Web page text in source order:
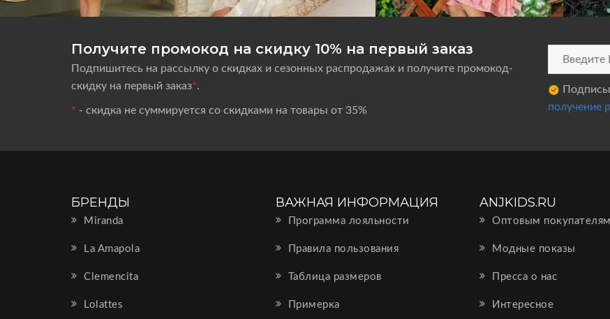
Получите промокод на скидку 10% на первый заказ
Подпишитесь на рассылку о скидках и сезонных распродажах и получите промокод-
скидку на первый заказ*.
* - скидка не суммируется со скидками на товары от 35%
получение
БРЕНДЫ
Miranda
La Amapola
Clemencita
Lolattes
ВАЖНАЯ ИНФОРМАЦИЯ
Программа лояльности
Правила пользования
Таблица размеров
Примерка
ANJKIDS.RU
Оптовым покупателям
Модные показы
Пресса о нас
Интересное